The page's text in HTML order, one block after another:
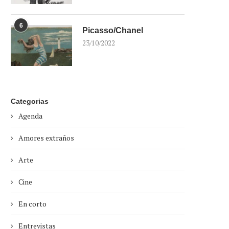
6
Picasso/Chanel
23/10/2022
Categorias
Agenda
Amores extraños
Arte
Cine
En corto
Entrevistas